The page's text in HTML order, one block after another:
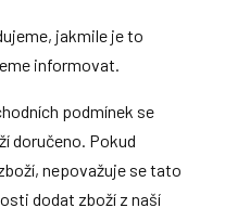
jakmile je to
informovat.
podmínek se
doručeno. Pokud
nepovažuje se tato
dodat zboží z naší